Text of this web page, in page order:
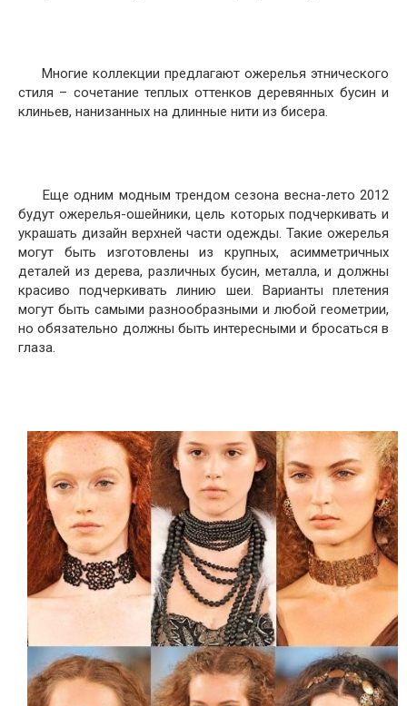
Многие коллекции предлагают ожерелья этнического
стиля – сочетание теплых оттенков деревянных бусин и
клиньев, нанизанных на длинные нити из бисера.
Еще одним модным трендом сезона весна-лето 2012
будут ожерелья-ошейники, цель которых подчеркивать и
украшать дизайн верхней части одежды. Такие ожерелья
могут быть изготовлены из крупных, асимметричных
деталей из дерева, различных бусин, металла, и должны
красиво подчеркивать линию шеи. Варианты плетения
могут быть самыми разнообразными и любой геометрии,
но обязательно должны быть интересными и бросаться в
глаза.